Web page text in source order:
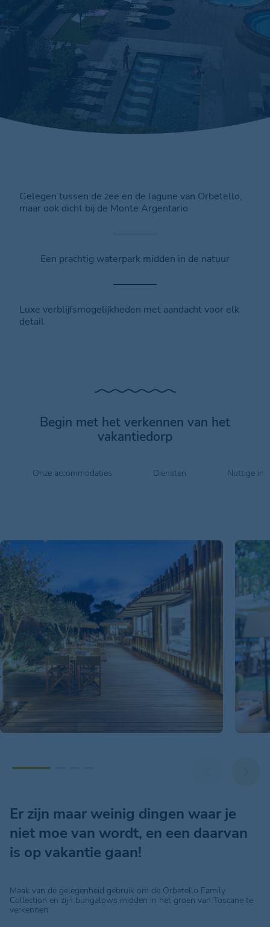
Gelegen tussen de zee en de lagune van Orbetello,
maar ook dicht bij de Monte Argentario
Een prachtig waterpark midden in de natuur
Luxe verblijfsmogelijkheden met aandacht voor elk
detail
Begin met het verkennen van het
vakantiedorp
Onze accommodaties Diensten Nuttige
Er zijn maar weinig dingen waar je
niet moe van wordt, en een daarvan
is op vakantie gaan!
Maak van de gelegenheid gebruik om de Orbetello Family
Collection en zijn bungalows midden in het groen van Toscane te
verkennen